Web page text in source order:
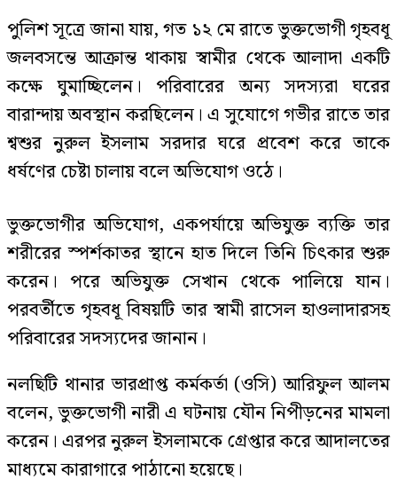
পুলিশ সূত্রে জানা যায়, গত ১২ মে রাতে ভুক্তভোগী গৃহবধূ
জলবসন্তে আক্রান্ত থাকায় স্বামীর থেকে আলাদা একটি
কক্ষে ঘুমাচ্ছিলেন। পরিবারের অন্য সদস্যরা ঘরের
বারান্দায় অবস্থান করছিলেন। এ সুযোগে গভীর রাতে তার
শ্বশুর নুরুল ইসলাম সরদার ঘরে প্রবেশ করে তাকে
ধর্ষণের চেষ্টা চালায় বলে অভিযোগ ওঠে।
ভুক্তভোগীর অভিযোগ, একপর্যায়ে অভিযুক্ত ব্যক্তি তার
শরীরের স্পর্শকাতর স্থানে হাত দিলে তিনি চিৎকার শুরু
করেন। পরে অভিযুক্ত সেখান থেকে পালিয়ে যান।
পরবর্তীতে গৃহবধূ বিষয়টি তার স্বামী রাসেল হাওলাদারসহ
পরিবারের সদস্যদের জানান।
নলছিটি থানার ভারপ্রাপ্ত কর্মকর্তা (ওসি) আরিফুল আলম
বলেন, ভুক্তভোগী নারী এ ঘটনায় যৌন নিপীড়নের মামলা
করেন। এরপর নুরুল ইসলামকে গ্রেপ্তার করে আদালতের
মাধ্যমে কারাগারে পাঠানো হয়েছে।